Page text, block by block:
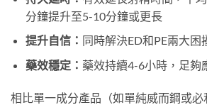
分鐘提升至5-10分鐘或更長
提升自信： 同時解決ED和PE兩大困
藥效穩定： 藥效持續4-6小時，足夠
相比單一成分產品（如單純威而鋼或